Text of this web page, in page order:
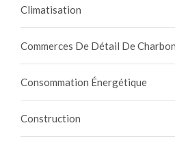
Climatisation
Commerces De Détail De
Consommation Énergétique
Construction